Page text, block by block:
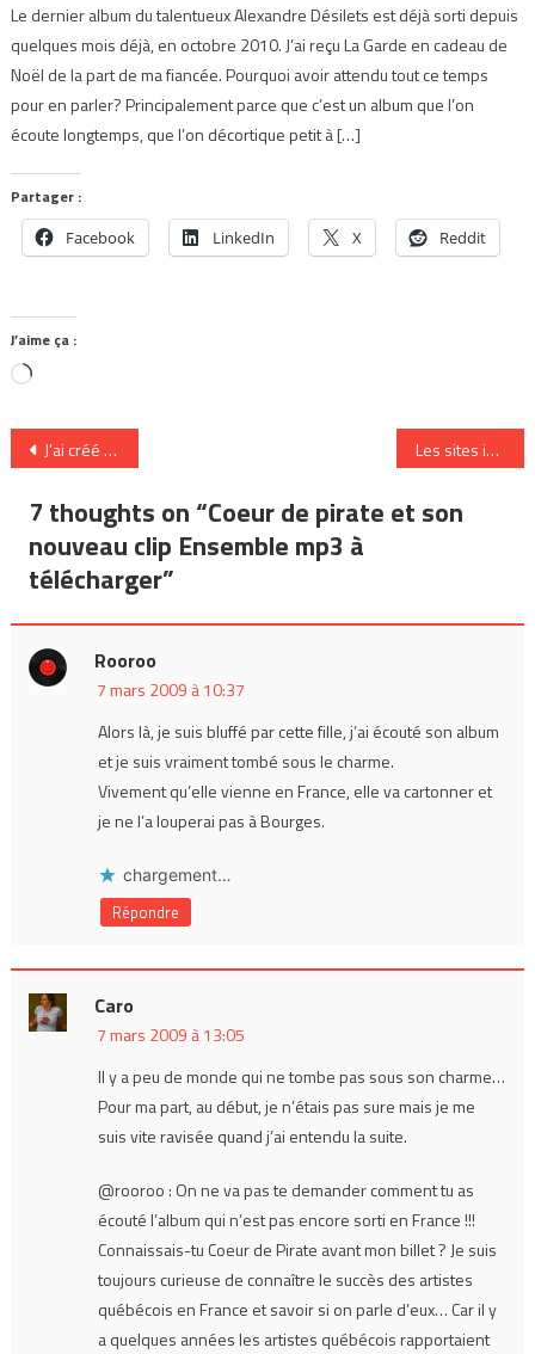
Le dernier album du talentueux Alexandre Désilets est déjà sorti depuis
quelques mois déjà, en octobre 2010. J’ai reçu La Garde en cadeau de
Noël de la part de ma fiancée. Pourquoi avoir attendu tout ce temps
pour en parler? Principalement parce que c’est un album que l’on
écoute longtemps, que l’on décortique petit à […]
Partager :
Facebook LinkedIn X Reddit
J’aime ça :
Chargement…
Navigation
de
l’article
J’ai créé le nom de mon band et de mon album en 2mn Les sites internet pour les artistes
7 thoughts on “Coeur de pirate et son
nouveau clip Ensemble mp3 à
télécharger”
Rooroo
7 mars 2009 à 10:37
Alors là, je suis bluffé par cette fille, j’ai écouté son album
et je suis vraiment tombé sous le charme.
Vivement qu’elle vienne en France, elle va cartonner et
je ne l’a louperai pas à Bourges.
chargement…
Répondre
Caro
7 mars 2009 à 13:05
Il y a peu de monde qui ne tombe pas sous son charme…
Pour ma part, au début, je n’étais pas sure mais je me
suis vite ravisée quand j’ai entendu la suite.
@rooroo : On ne va pas te demander comment tu as
écouté l’album qui n’est pas encore sorti en France !!!
Connaissais-tu Coeur de Pirate avant mon billet ? Je suis
toujours curieuse de connaître le succès des artistes
québécois en France et savoir si on parle d’eux… Car il y
a quelques années les artistes québécois rapportaient